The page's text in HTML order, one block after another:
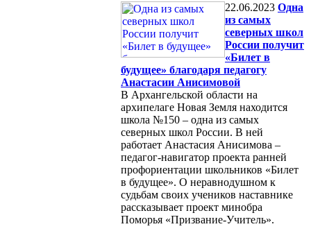
22.06.2023 Одна
из самых
северных школ
России получит
«Билет в
будущее» благодаря педагогу
Анастасии Анисимовой
В Архангельской области на
архипелаге Новая Земля находится
школа №150 – одна из самых
северных школ России. В ней
работает Анастасия Анисимова –
педагог-навигатор проекта ранней
профориентации школьников «Билет
в будущее». О неравнодушном к
судьбам своих учеников наставнике
рассказывает проект минобра
Поморья «Призвание-Учитель».